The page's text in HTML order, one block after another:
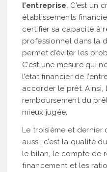
l’entreprise. C’est un
établissements
certifier sa capacité à
professionnel dans la
permet d’éviter les
C’est une mesure qui
l’état financier de
accorder le prêt.
remboursement du
mieux jugée.
Le troisième et dernier
aussi, c’est la qualité
le bilan, le compte de
financement et les